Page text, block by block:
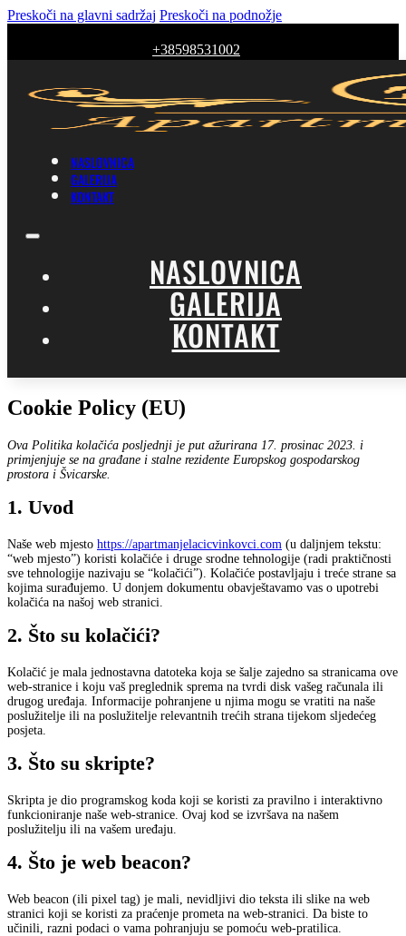
Preskoči na glavni sadržaj Preskoči na podnožje
+38598531002
NASLOVNICA
GALERIJA
KONTAKT
NASLOVNICA
GALERIJA
KONTAKT
Cookie Policy (EU)
Ova Politika kolačića posljednji je put ažurirana 17. prosinac 2023. i
primjenjuje se na građane i stalne rezidente Europskog gospodarskog
prostora i Švicarske.
1. Uvod
Naše web mjesto https://apartmanjelacicvinkovci.com (u daljnjem tekstu:
“web mjesto”) koristi kolačiće i druge srodne tehnologije (radi praktičnosti
sve tehnologije nazivaju se “kolačići”). Kolačiće postavljaju i treće strane sa
kojima surađujemo. U donjem dokumentu obavještavamo vas o upotrebi
kolačića na našoj web stranici.
2. Što su kolačići?
Kolačić je mala jednostavna datoteka koja se šalje zajedno sa stranicama ove
web-stranice i koju vaš preglednik sprema na tvrdi disk vašeg računala ili
drugog uređaja. Informacije pohranjene u njima mogu se vratiti na naše
poslužitelje ili na poslužitelje relevantnih trećih strana tijekom sljedećeg
posjeta.
3. Što su skripte?
Skripta je dio programskog koda koji se koristi za pravilno i interaktivno
funkcioniranje naše web-stranice. Ovaj kod se izvršava na našem
poslužitelju ili na vašem uređaju.
4. Što je web beacon?
Web beacon (ili pixel tag) je mali, nevidljivi dio teksta ili slike na web
stranici koji se koristi za praćenje prometa na web-stranici. Da biste to
učinili, razni podaci o vama pohranjuju se pomoću web-pratilica.